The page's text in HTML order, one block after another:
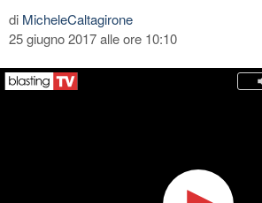
di MicheleCaltagirone
25 giugno 2017 alle ore 10:10